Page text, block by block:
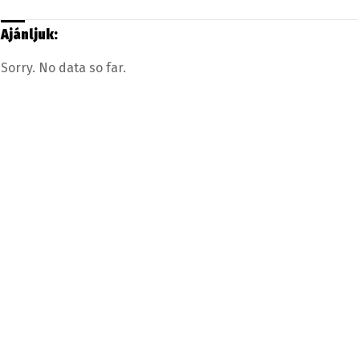
Ajánljuk:
Sorry. No data so far.